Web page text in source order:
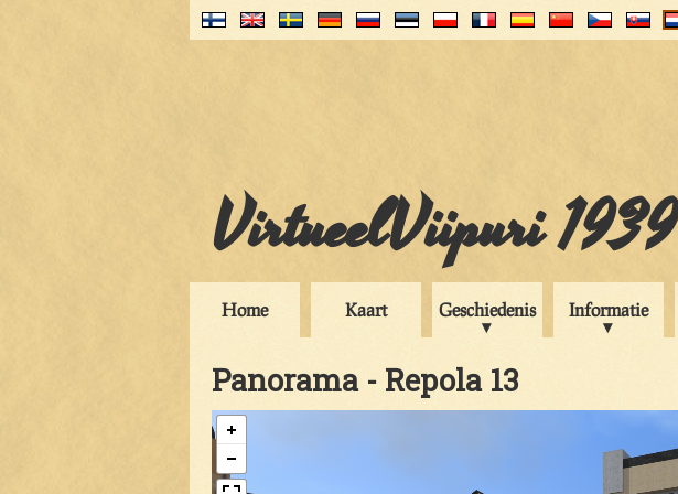
VirtueelViipuri 1939
Home Kaart Geschiedenis Informatie
Panorama - Repola 13